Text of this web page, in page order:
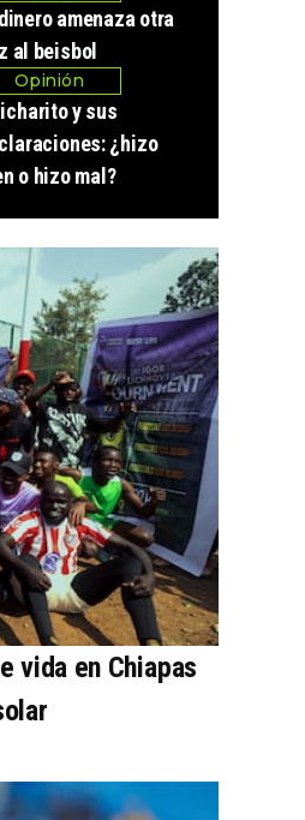
amenaza otra
al beisbol
Opinión
y sus
¿hizo
o hizo mal?
vida en Chiapas